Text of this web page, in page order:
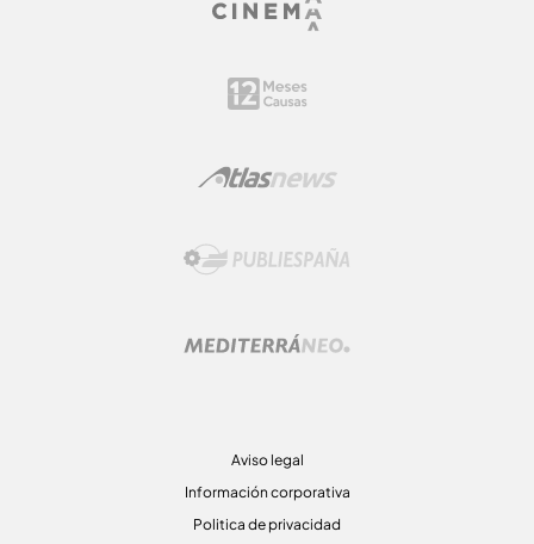
Aviso legal
Información corporativa
Politica de privacidad